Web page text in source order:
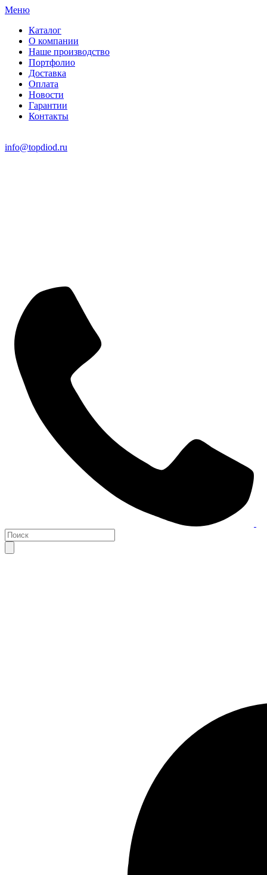
Меню
Каталог
О компании
Наше производство
Портфолио
Доставка
Оплата
Новости
Гарантии
Контакты
info@topdiod.ru